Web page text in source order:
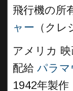
飛行機の所
ャー （クレ
アメリカ 映
配給 パラマ
1942年製